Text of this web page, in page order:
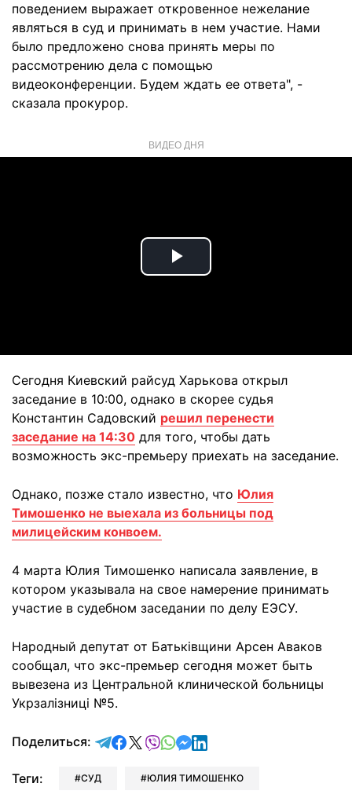
поведением выражает откровенное нежелание
являться в суд и принимать в нем участие. Нами
было предложено снова принять меры по
рассмотрению дела с помощью
видеоконференции. Будем ждать ее ответа", -
сказала прокурор.
ВИДЕО ДНЯ
Play
Сегодня Киевский райсуд Харькова открыл
заседание в 10:00, однако в скорее судья
Константин Садовский решил перенести
заседание на 14:30 для того, чтобы дать
возможность экс-премьеру приехать на заседание.
Однако, позже стало известно, что Юлия
Тимошенко не выехала из больницы под
милицейским конвоем.
4 марта Юлия Тимошенко написала заявление, в
котором указывала на свое намерение принимать
участие в судебном заседании по делу ЕЭСУ.
Народный депутат от Батьківщини Арсен Аваков
сообщал, что экс-премьер сегодня может быть
вывезена из Центральной клинической больницы
Укрзалізниці №5.
Поделиться: отправить в Telegram
поделиться в Facebook
поделиться в X
отправить в Viber
отправить в Whatsapp
отправить в Messenger
отправить в LinkedIn
Теги: СУД ЮЛИЯ ТИМОШЕНКО